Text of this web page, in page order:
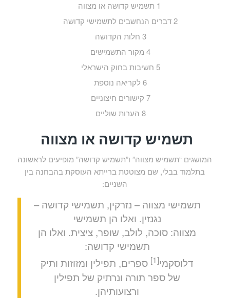
תשמיש קדושה או מצווה
2 דברים הנחשבים לתשמישי קדושה
3 חלות הקדושה
4 מקור התשמישים
5 חשיבות בחוק הישראלי
6 לקריאה נוספת
7 קישורים חיצוניים
8 הערות שוליים
תשמיש קדושה או מצווה
המושגים “תשמיש מצווה” ו”תשמיש קדושה” מופיעים לראשונה
בתלמוד בבלי, שם מצוטטת ברייתא העוסקת בהבחנה בין
השניים:
תשמישי מצווה – נזרקין, תשמישי קדושה –
נגנזין. ואלו הן תשמישי
מצווה: סוכה, לולב, שופר, ציצית. ואלו הן
תשמישי קדושה:
דלוסקמי[1]
ספרים, תפילין ומזוזות ותיק
של ספר תורה ונרתיק של תפילין
ורצועותיהן.